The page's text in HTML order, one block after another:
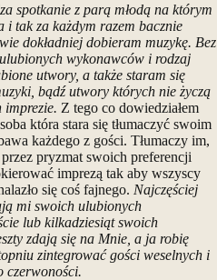
spotkanie z parą młodą na którym
tak za każdym razem bacznie
dokładniej dobieram muzykę. Bez
wykonawców i rodzaj
utwory, a także staram się
bądź utwory których nie życzą
imprezie. Z tego co dowiedziałem
która stara się tłumaczyć swoim
każdego z gości. Tłumaczy im,
pryzmat swoich preferencji
imprezą tak aby wszyscy
się coś fajnego. Najczęściej
mi swoich ulubionych
lub kilkadziesiąt swoich
zdają się na Mnie, a ja robię
zintegrować gości weselnych i
czerwoności.